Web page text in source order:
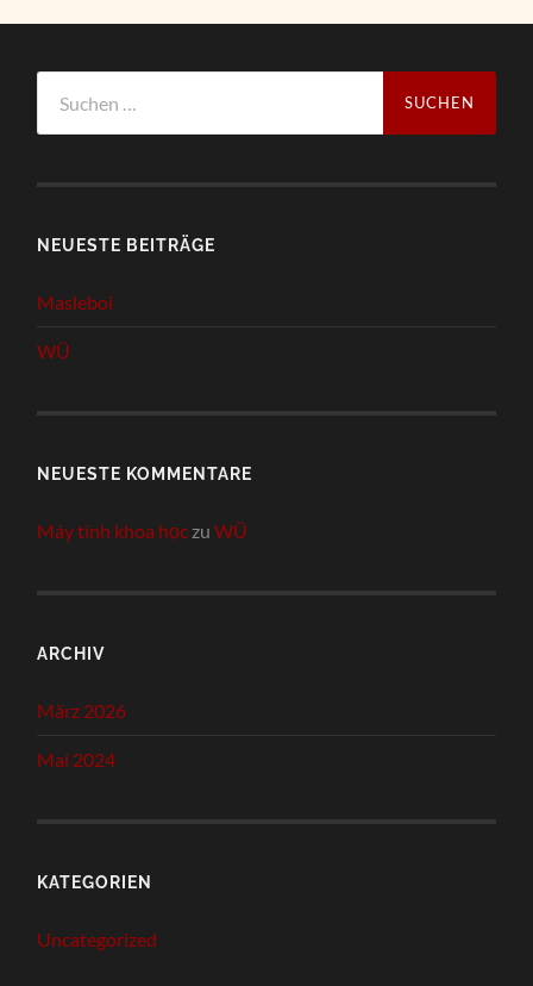
nach:
NEUESTE BEITRÄGE
Masleboi
WÜ
NEUESTE KOMMENTARE
Máy tính khoa học zuWÜ
ARCHIV
März 2026
Mai 2024
KATEGORIEN
Uncategorized